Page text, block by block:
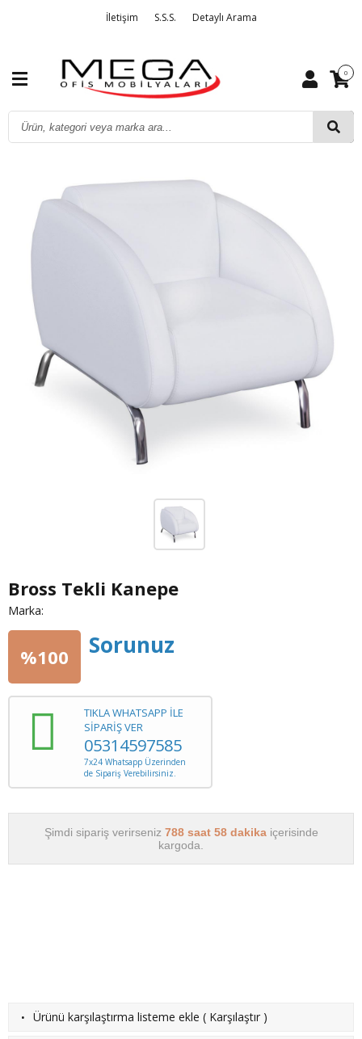
İletişim S.S.S. Detaylı Arama
0
Bross Tekli Kanepe
Marka:
%100 Sorunuz
TIKLA WHATSAPP İLE
SİPARİŞ VER
05314597585
7x24 Whatsapp Üzerinden
de Sipariş Verebilirsiniz.
Şimdi sipariş verirseniz 788 saat 58 dakika içerisinde
kargoda.
· Ürünü karşılaştırma listeme ekle ( Karşılaştır )